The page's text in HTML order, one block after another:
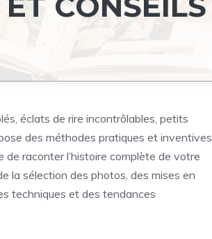
éclats de rire incontrôlables, petits
des méthodes pratiques et inventives
raconter l’histoire complète de votre
la sélection des photos, des mises en
techniques et des tendances